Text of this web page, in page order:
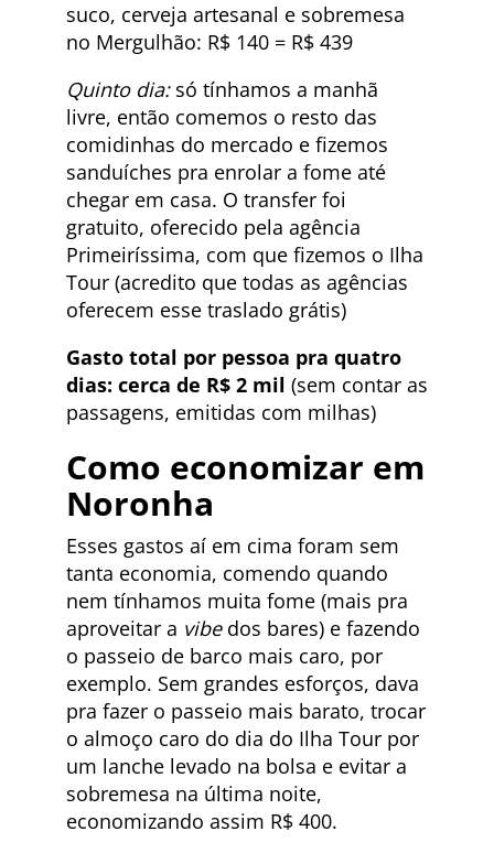
suco, cerveja artesanal e sobremesa
no Mergulhão: R$ 140 = R$ 439
Quinto dia:só tínhamos a manhã
livre, então comemos o resto das
comidinhas do mercado e fizemos
sanduíches pra enrolar a fome até
chegar em casa. O transfer foi
gratuito, oferecido pela agência
Primeiríssima, com que fizemos o Ilha
Tour (acredito que todas as agências
oferecem esse traslado grátis)
Gasto total por pessoa pra quatro
dias: cerca de R$ 2 mil (sem contar as
passagens, emitidas com milhas)
Como economizar em
Noronha
Esses gastos aí em cima foram sem
tanta economia, comendo quando
nem tínhamos muita fome (mais pra
aproveitar a vibedos bares) e fazendo
o passeio de barco mais caro, por
exemplo. Sem grandes esforços, dava
pra fazer o passeio mais barato, trocar
o almoço caro do dia do Ilha Tour por
um lanche levado na bolsa e evitar a
sobremesa na última noite,
economizando assim R$ 400.